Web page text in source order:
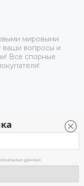
данных.
мировыми
ваши вопросы и
Все спорные
& EDC